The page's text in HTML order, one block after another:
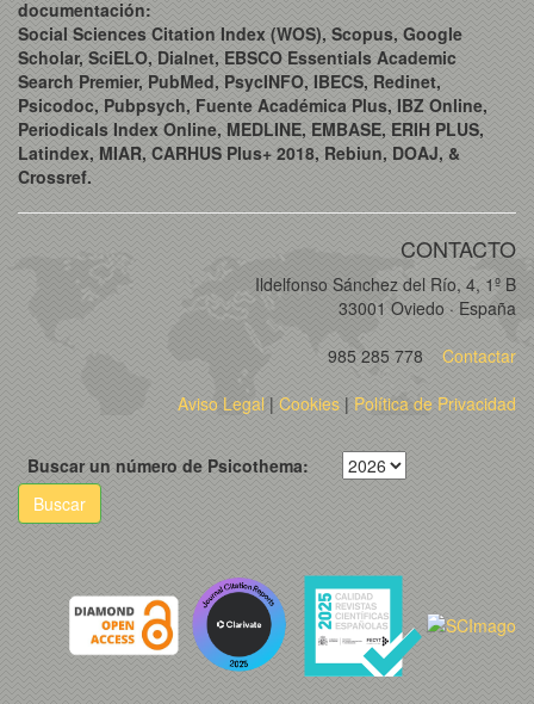
documentación:
Social Sciences Citation Index (WOS), Scopus, Google
Scholar, SciELO, Dialnet, EBSCO Essentials Academic
Search Premier, PubMed, PsycINFO, IBECS, Redinet,
Psicodoc, Pubpsych, Fuente Académica Plus, IBZ Online,
Periodicals Index Online, MEDLINE, EMBASE, ERIH PLUS,
Latindex, MIAR, CARHUS Plus+ 2018, Rebiun, DOAJ, &
Crossref.
CONTACTO
Ildelfonso Sánchez del Río, 4, 1º B
33001 Oviedo · España
985 285 778
Contactar
Aviso Legal| Cookies | Política de Privacidad
Buscar un número de Psicothema:
Buscar